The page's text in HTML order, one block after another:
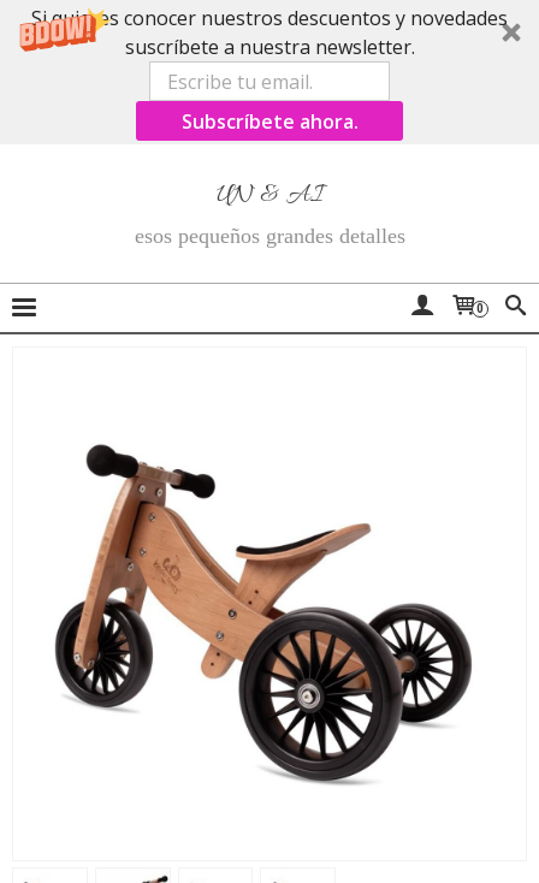
Si quieres conocer nuestros descuentos y novedades
suscríbete a nuestra newsletter.
Subscríbete ahora.
UN & AI
esos pequeños grandes detalles
0